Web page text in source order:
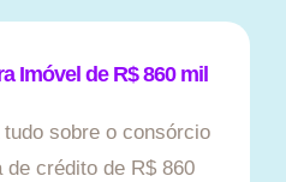
Imóvel de R$ 860 mil
sobre o consórcio
crédito de R$ 860